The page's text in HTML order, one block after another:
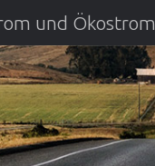
und Ökostrom
DSL